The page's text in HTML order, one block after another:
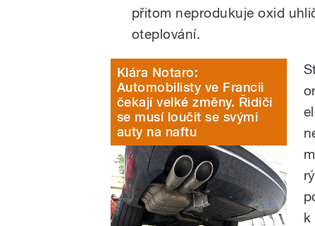
přitom neprodukuje oxid
oteplování.
Klára Notaro:
Automobilisty ve Francii
čekají velké změny. Řidiči
se musí loučit se svými
auty na naftu
k